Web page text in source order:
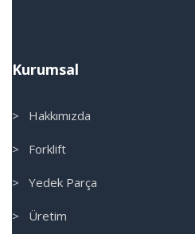
Kurumsal
> Hakkımızda
> Forklift
> Yedek Parça
> Üretim